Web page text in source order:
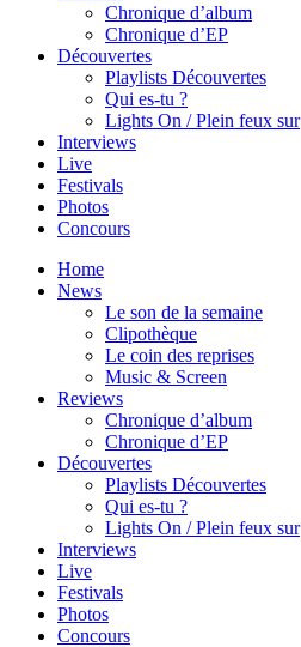
Chronique d’album
Chronique d’EP
Découvertes
Playlists Découvertes
Qui es-tu ?
Lights On / Plein feux sur
Interviews
Live
Festivals
Photos
Concours
Home
News
Le son de la semaine
Clipothèque
Le coin des reprises
Music & Screen
Reviews
Chronique d’album
Chronique d’EP
Découvertes
Playlists Découvertes
Qui es-tu ?
Lights On / Plein feux sur
Interviews
Live
Festivals
Photos
Concours